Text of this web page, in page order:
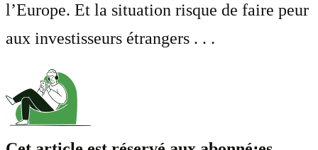
l’Europe. Et la situation risque de faire peur
aux investisseurs étrangers . . .